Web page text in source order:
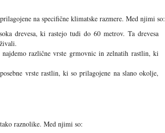
na specifične klimatske razmere. Med njimi so:
drevesa, ki rastejo tudi do 60 metrov. Ta drevesa
različne vrste grmovnic in zelnatih rastlin, ki
vrste rastlin, ki so prilagojene na slano okolje,
raznolike. Med njimi so: